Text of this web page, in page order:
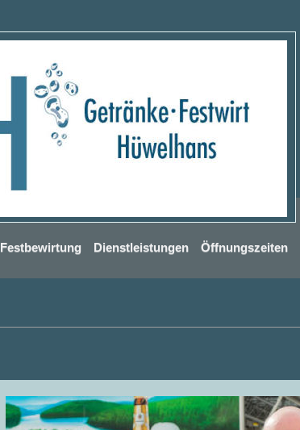
Festbewirtung Dienstleistungen Öffnungszeiten